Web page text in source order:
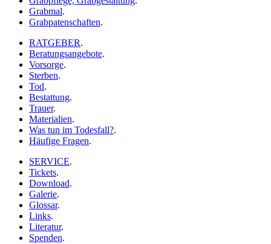
Grabmal.
Grabpatenschaften.
RATGEBER.
Beratungsangebote.
Vorsorge.
Sterben.
Tod.
Bestattung.
Trauer.
Materialien.
Was tun im Todesfall?.
Häufige Fragen.
SERVICE.
Tickets.
Download.
Galerie.
Glossar.
Links.
Literatur.
Spenden.